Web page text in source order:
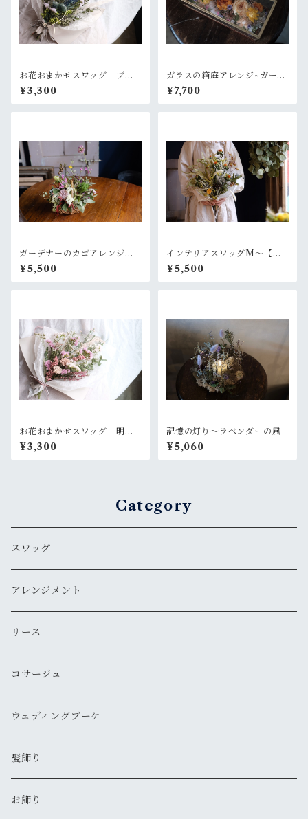
お花おまかせスワッグ ブル
ー×グリーン系
¥3,300
ガラスの箱庭アレンジ~ガーデ
ンオレンジ
¥7,700
ガーデナーのカゴアレンジM~
ピンク赤色×グリーン【オーダ
ー後制作】
¥5,500
インテリアスワッグM〜【お
好きなお色でオーダー制作依
頼】
¥5,500
お花おまかせスワッグ 明る
いピンク系
¥3,300
記憶の灯り〜ラベンダーの風
¥5,060
Category
スワッグ
アレンジメント
リース
コサージュ
ウェディングブーケ
髪飾り
お飾り